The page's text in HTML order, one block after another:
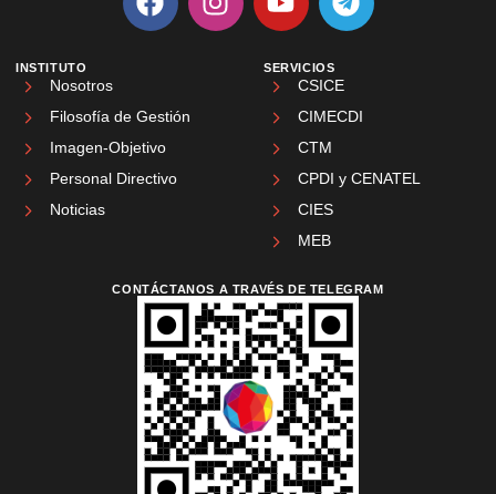
INSTITUTO
Nosotros
Filosofía de Gestión
Imagen-Objetivo
Personal Directivo
Noticias
SERVICIOS
CSICE
CIMECDI
CTM
CPDI y CENATEL
CIES
MEB
CONTÁCTANOS A TRAVÉS DE TELEGRAM